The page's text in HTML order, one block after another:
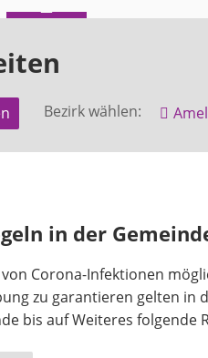
Ausschüsse
Terminkalender
Gemeindebrief
Andachten zum
Bezirk wählen:
in der
Corona-Infektionen
zu garantieren gelten in
bis auf Weiteres folgende